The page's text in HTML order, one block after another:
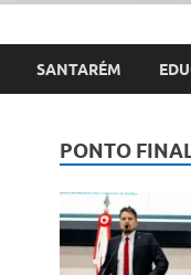
SANTARÉM
PONTO